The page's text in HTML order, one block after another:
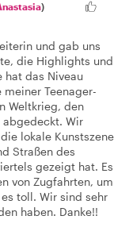
)
und gab uns
die Highlights und
hat das Niveau
Teenager-
Weltkrieg, den
abgedeckt. Wir
lokale Kunstszene
Straßen des
gezeigt hat. Es
von Zugfahrten, um
toll. Wir sind sehr
haben. Danke!!